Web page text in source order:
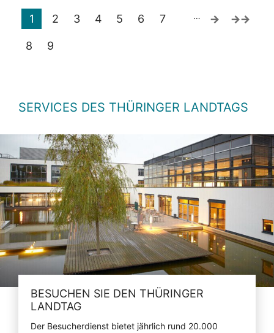
1 2 3 4 5 6 7
8 9
…
SERVICES DES THÜRINGER LANDTAGS
BESUCHEN SIE DEN THÜRINGER
LANDTAG
Der Besucherdienst bietet jährlich rund 20.000